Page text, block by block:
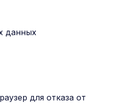
данных
для отказа от